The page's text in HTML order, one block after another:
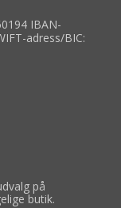
IBAN-
adress/BIC:
på
butik.